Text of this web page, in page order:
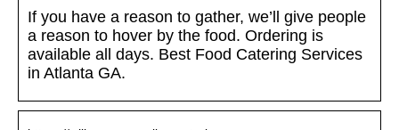
If you have a reason to gather, we’ll give people
a reason to hover by the food. Ordering is
available all days. Best Food Catering Services
in Atlanta GA.